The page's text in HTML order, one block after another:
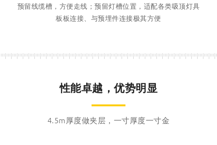
预留线缆槽，方便走线；预留灯槽位置，适配各类吸顶灯具
板板连接、与预埋件连接极其方便
性能卓越，优势明显
4.5m厚度做夹层，一寸厚度一寸金